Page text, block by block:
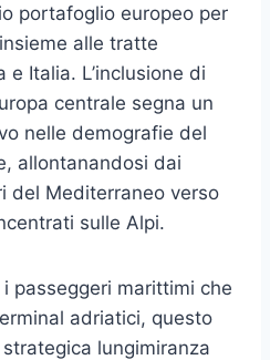
portafoglio europeo per
alle tratte
Italia. L’inclusione di
centrale segna un
nelle demografie del
allontanandosi dai
del Mediterraneo verso
sulle Alpi.
passeggeri marittimi che
adriatici, questo
lungimiranza